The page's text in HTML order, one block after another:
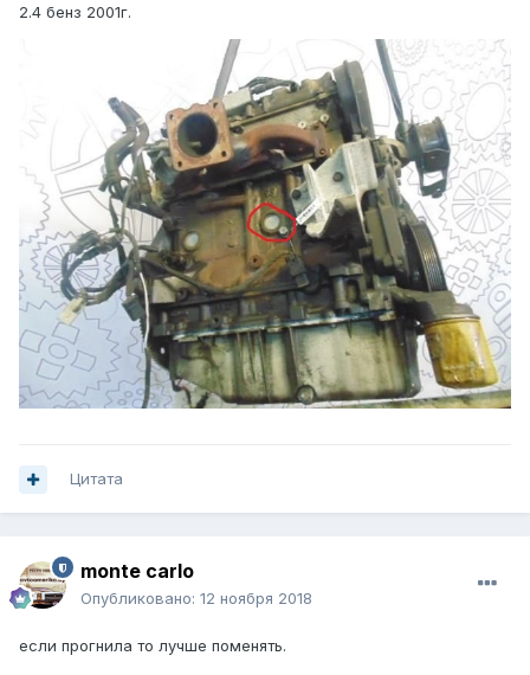
2.4 бенз 2001г.
Цитата
monte carlo
Опубликовано: 12 ноября 2018
если прогнила то лучше поменять.